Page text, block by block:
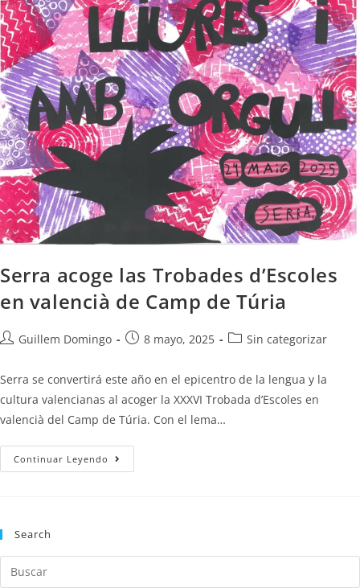
Serra acoge las Trobades d’Escoles
en valencià de Camp de Túria
Guillem Domingo 8 mayo, 2025 Sin categorizar
Serra se convertirá este año en el epicentro de la lengua y la
cultura valencianas al acoger la XXXVI Trobada d’Escoles en
valencià del Camp de Túria. Con el lema…
Continuar Leyendo
Search